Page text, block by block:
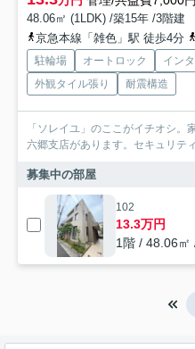
48.06㎡ (1LDK) /築15年 /3階建
京急本線「雑色」駅 徒歩4分
駐輪場 オートロック イン
外観タイル張り
耐震構造
「ソレイユ」のここがイチオシ
六郷支店があります。セキュリテ
募集中の部屋
102
13.3万円
1階 / 48.06㎡